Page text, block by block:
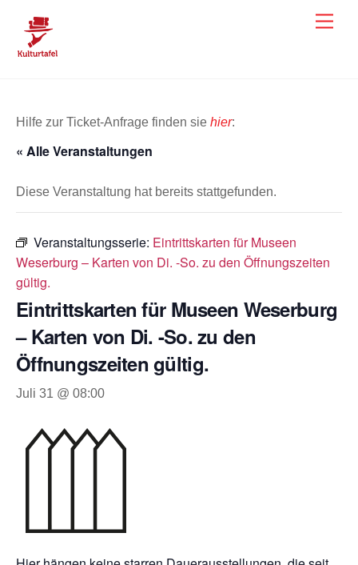
content
Hilfe zur Ticket-Anfrage finden sie hier:
« Alle Veranstaltungen
Diese Veranstaltung hat bereits stattgefunden.
Veranstaltungsserie: Eintrittskarten für Museen
Weserburg – Karten von Di. -So. zu den Öffnungszeiten
gültig.
Eintrittskarten für Museen Weserburg
– Karten von Di. -So. zu den
Öffnungszeiten gültig.
Juli 31 @ 08:00